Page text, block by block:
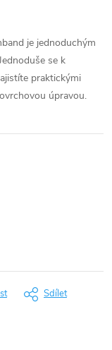
je jednoduchým
se k
praktickými
úpravou.
Sdílet